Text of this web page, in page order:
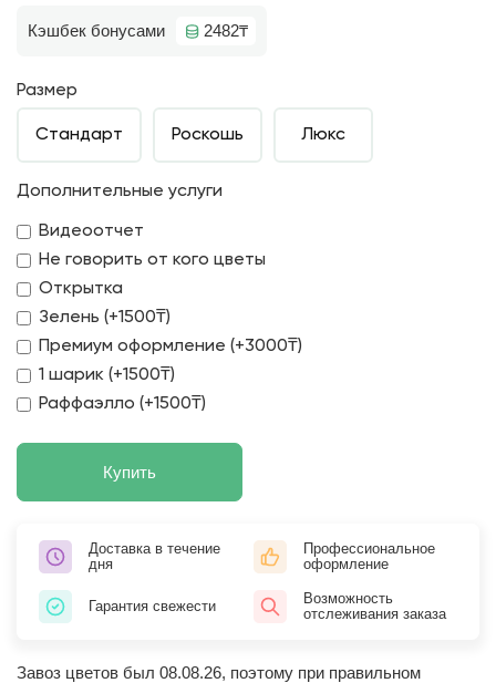
Кэшбек бонусами 2482₸
Размер
Стандарт Роскошь Люкс
Дополнительные услуги
Видеоотчет
Не говорить от кого цветы
Открытка
Зелень (+1500₸)
Премиум оформление (+3000₸)
1 шарик (+1500₸)
Раффаэлло (+1500₸)
Купить
Доставка в течение
дня
Профессиональное
оформление
Гарантия свежести
Возможность
отслеживания заказа
Завоз цветов был 08.08.26, поэтому при правильном